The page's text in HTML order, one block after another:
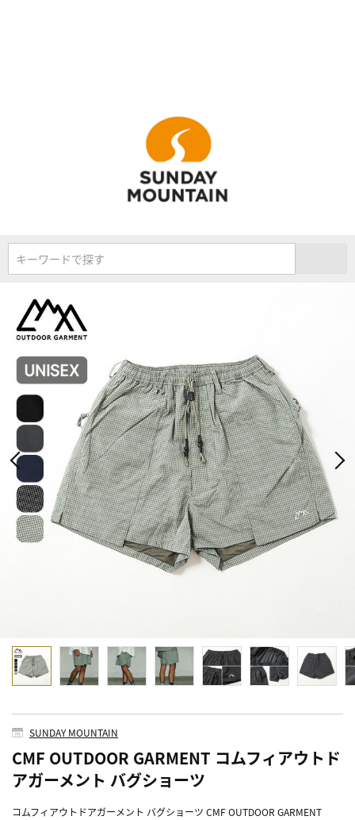
キーワードで探す
SUNDAY MOUNTAIN
CMF OUTDOOR GARMENT コムフィアウトド
アガーメント バグショーツ
コムフィアウトドアガーメント バグショーツ CMF OUTDOOR GARMENT